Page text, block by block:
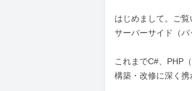
はじめまして。ご覧
サーバーサイド（バ
これまでC#、PHP
構築・改修に深く携